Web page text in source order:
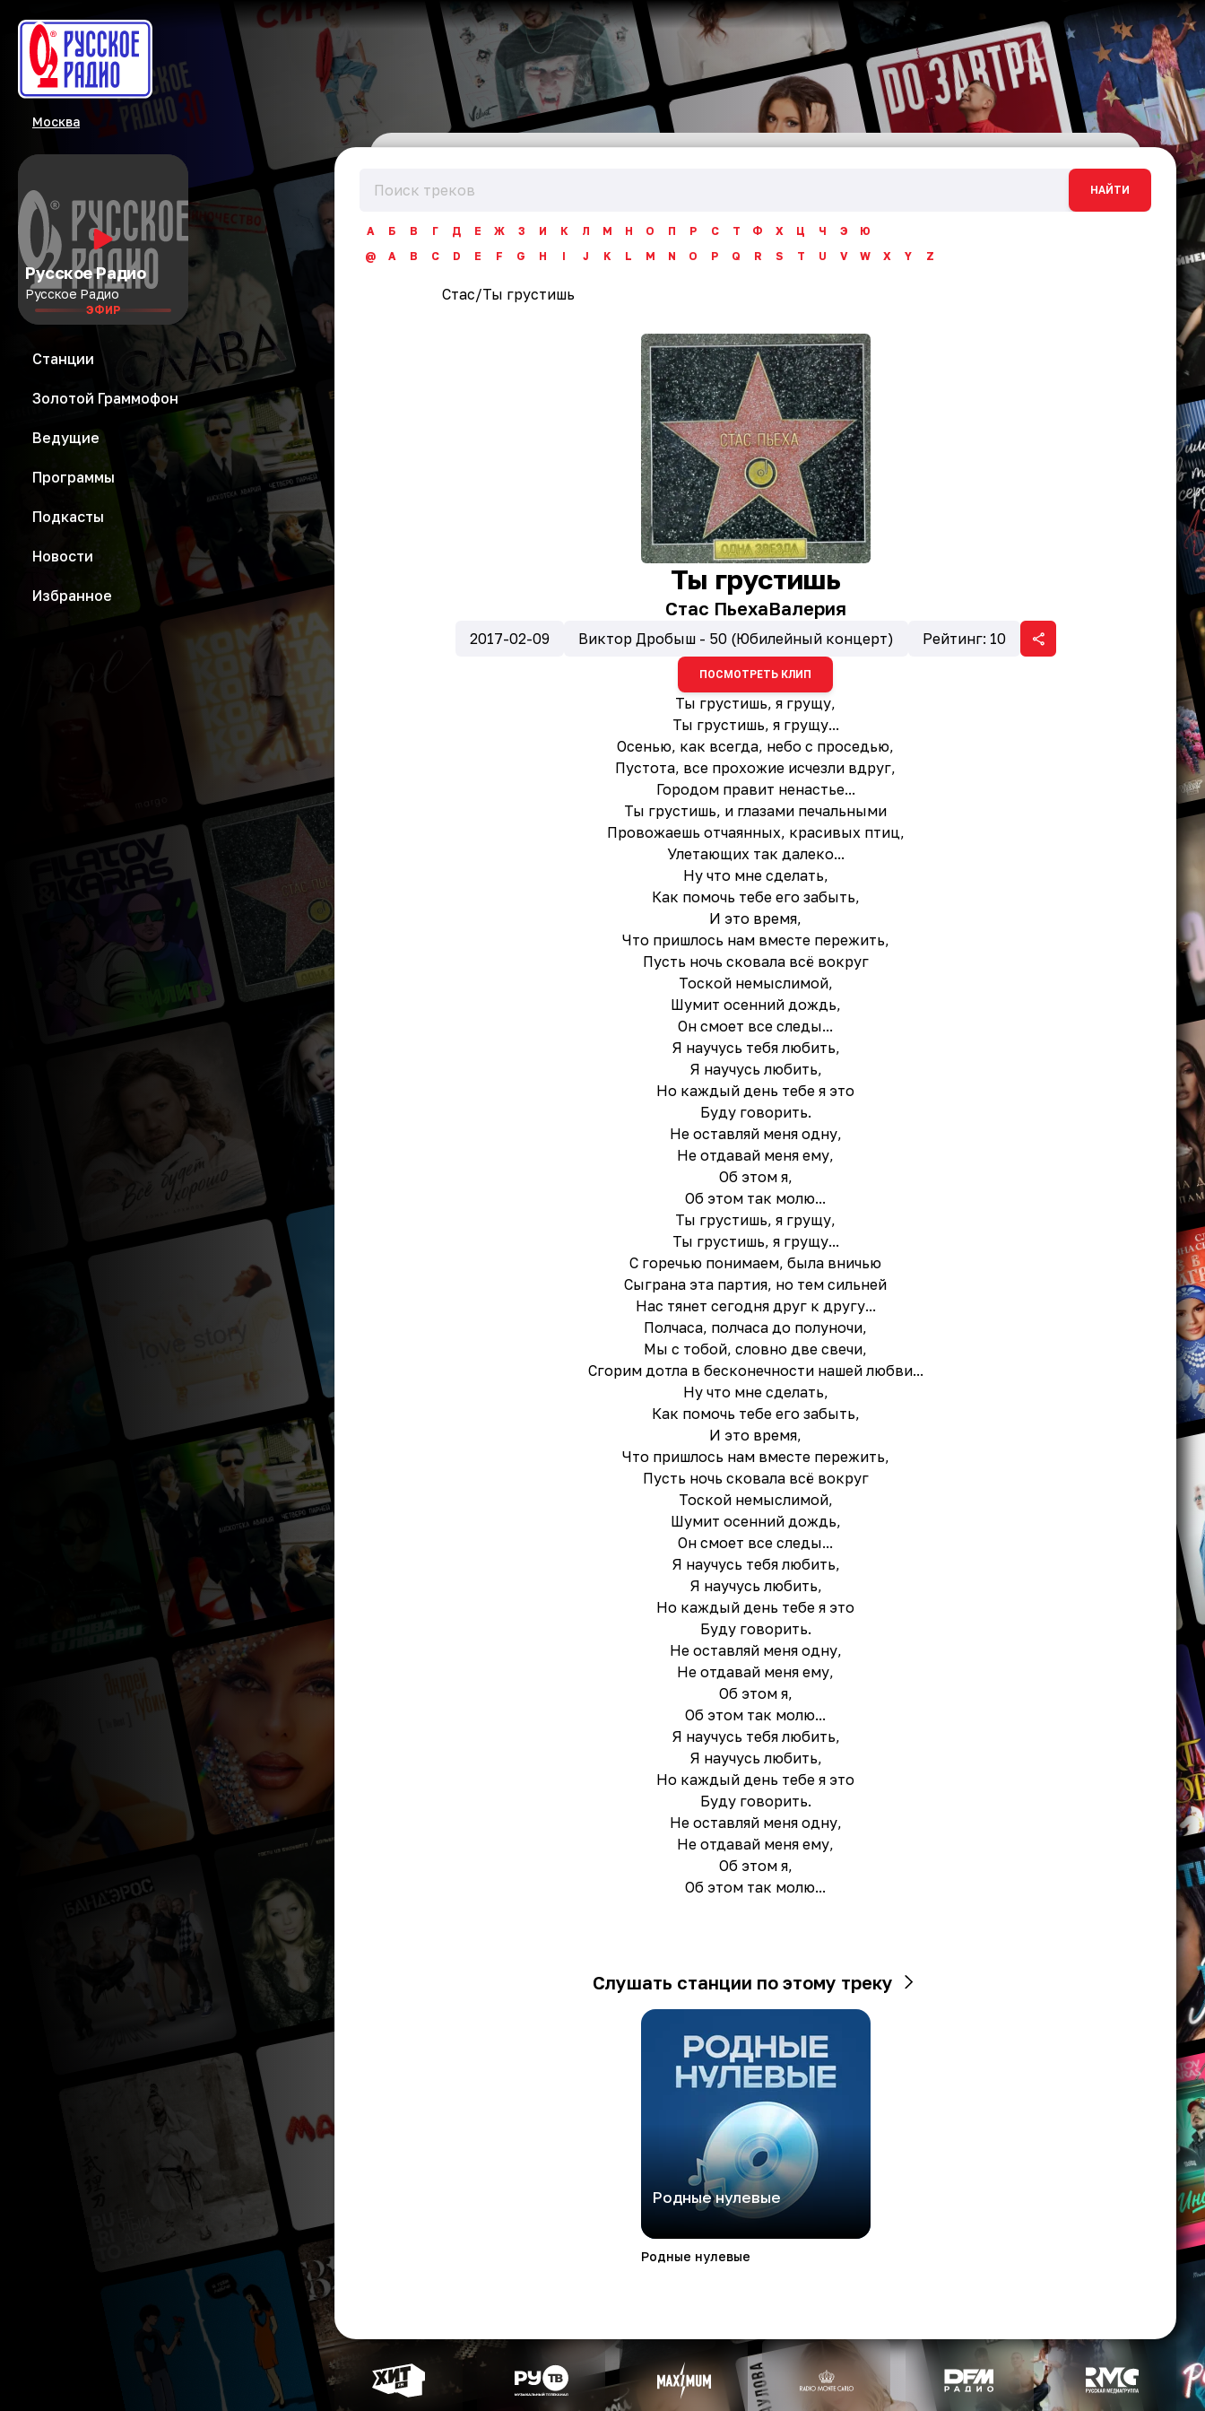
Москва
Русское Радио
Русское Радио
ЭФИР
Станции
Золотой Граммофон
Ведущие
Программы
Подкасты
Новости
Избранное
НАЙТИ
А Б В Г Д Е Ж З И К Л М Н О П Р С Т Ф Х Ц Ч Э
Ю
@
A B C D E F G H I J K L M N O P Q R S T U V W X Y Z
Стас/Ты грустишь
Ты грустишь
Стас ПьехаВалерия
2017-02-09 Виктор Дробыш - 50 (Юбилейный концерт) Рейтинг: 10
ПОСМОТРЕТЬ КЛИП
Ты грустишь, я грущу,
Ты грустишь, я грущу...
Осенью, как всегда, небо с проседью,
Пустота, все прохожие исчезли вдруг,
Городом правит ненастье...
Ты грустишь, и глазами печальными
Провожаешь отчаянных, красивых птиц,
Улетающих так далеко...
Ну что мне сделать,
Как помочь тебе его забыть,
И это время,
Что пришлось нам вместе пережить,
Пусть ночь сковала всё вокруг
Тоской немыслимой,
Шумит осенний дождь,
Он смоет все следы...
Я научусь тебя любить,
Я научусь любить,
Но каждый день тебе я это
Буду говорить.
Не оставляй меня одну,
Не отдавай меня ему,
Об этом я,
Об этом так молю...
Ты грустишь, я грущу,
Ты грустишь, я грущу...
С горечью понимаем, была вничью
Сыграна эта партия, но тем сильней
Нас тянет сегодня друг к другу...
Полчаса, полчаса до полуночи,
Мы с тобой, словно две свечи,
Сгорим дотла в бесконечности нашей любви...
Ну что мне сделать,
Как помочь тебе его забыть,
И это время,
Что пришлось нам вместе пережить,
Пусть ночь сковала всё вокруг
Тоской немыслимой,
Шумит осенний дождь,
Он смоет все следы...
Я научусь тебя любить,
Я научусь любить,
Но каждый день тебе я это
Буду говорить.
Не оставляй меня одну,
Не отдавай меня ему,
Об этом я,
Об этом так молю...
Я научусь тебя любить,
Я научусь любить,
Но каждый день тебе я это
Буду говорить.
Не оставляй меня одну,
Не отдавай меня ему,
Об этом я,
Об этом так молю...
Слушать станции по этому треку
Родные нулевые
Родные нулевые